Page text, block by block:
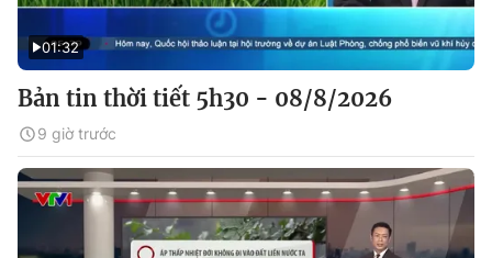
01:32
Bản tin thời tiết 5h30 - 08/8/2026
9 giờ trước